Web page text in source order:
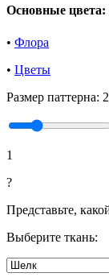
Основные цвета:
• Флора
• Цветы
Размер паттерна:
1
?
Представьте,
Выберите ткань: